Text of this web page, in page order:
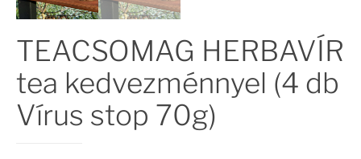
TEACSOMAG HERBAVÍR
tea kedvezménnyel (4 db
Vírus stop 70g)